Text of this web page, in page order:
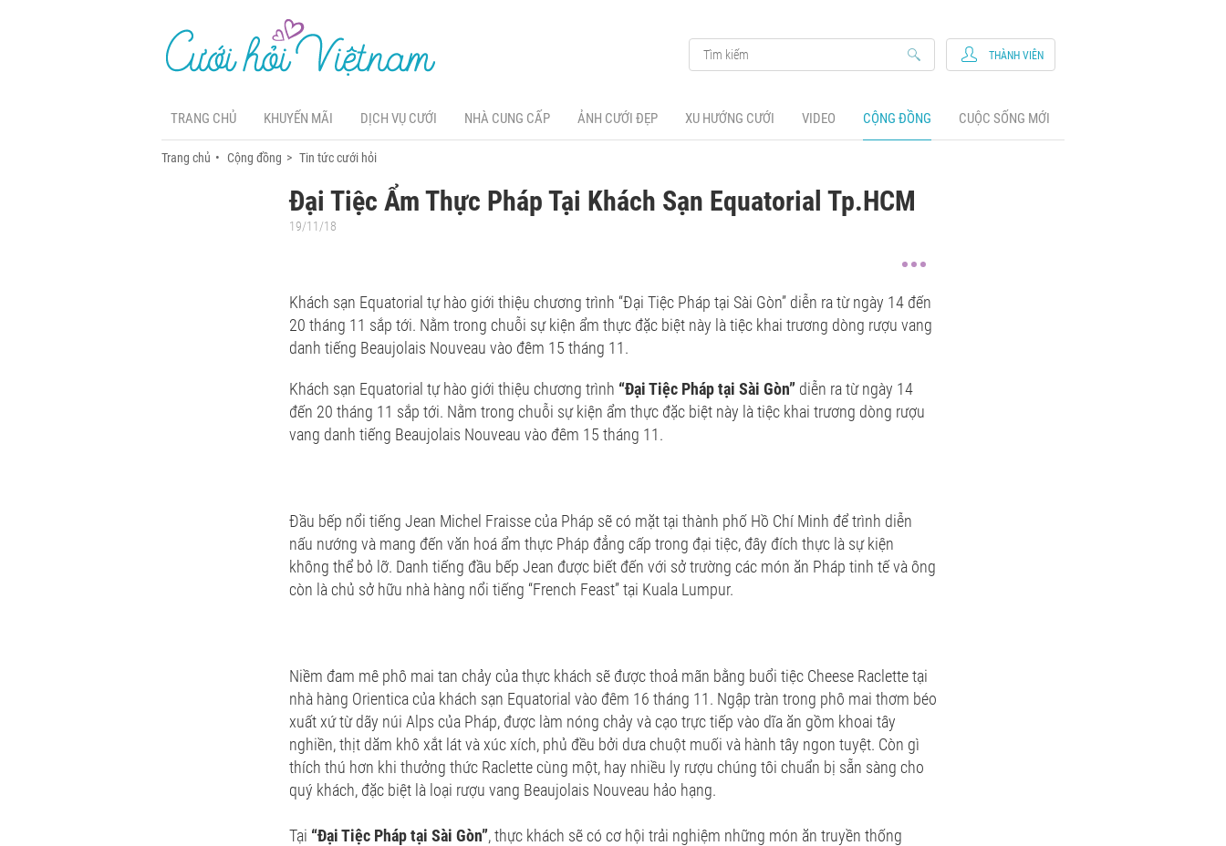
TRANG CHỦ KHUYẾN MÃI DỊCH VỤ CƯỚI NHÀ CUNG CẤP ẢNH CƯỚI ĐẸP XU HƯỚNG CƯỚI VIDEO CỘNG ĐỒNG CUỘC SỐNG MỚI
THÀNH VIÊN
Trang chủ Cộng đồng Tin tức cưới hỏi
Đại Tiệc Ẩm Thực Pháp Tại Khách Sạn Equatorial Tp.HCM
19/11/18
Khách sạn Equatorial tự hào giới thiệu chương trình “Đại Tiệc Pháp tại Sài Gòn” diễn ra từ ngày 14 đến
20 tháng 11 sắp tới. Nằm trong chuỗi sự kiện ẩm thực đặc biệt này là tiệc khai trương dòng rượu vang
danh tiếng Beaujolais Nouveau vào đêm 15 tháng 11.
Khách sạn Equatorial tự hào giới thiệu chương trình “Đại Tiệc Pháp tại Sài Gòn” diễn ra từ ngày 14
đến 20 tháng 11 sắp tới. Nằm trong chuỗi sự kiện ẩm thực đặc biệt này là tiệc khai trương dòng rượu
vang danh tiếng Beaujolais Nouveau vào đêm 15 tháng 11.
Đầu bếp nổi tiếng Jean Michel Fraisse của Pháp sẽ có mặt tại thành phố Hồ Chí Minh để trình diễn
nấu nướng và mang đến văn hoá ẩm thực Pháp đẳng cấp trong đại tiệc, đây đích thực là sự kiện
không thể bỏ lỡ. Danh tiếng đầu bếp Jean được biết đến với sở trường các món ăn Pháp tinh tế và ông
còn là chủ sở hữu nhà hàng nổi tiếng “French Feast” tại Kuala Lumpur.
Niềm đam mê phô mai tan chảy của thực khách sẽ được thoả mãn bằng buổi tiệc Cheese Raclette tại
nhà hàng Orientica của khách sạn Equatorial vào đêm 16 tháng 11. Ngập tràn trong phô mai thơm béo
xuất xứ từ dãy núi Alps của Pháp, được làm nóng chảy và cạo trực tiếp vào dĩa ăn gồm khoai tây
nghiền, thịt dăm khô xắt lát và xúc xích, phủ đều bởi dưa chuột muối và hành tây ngon tuyệt. Còn gì
thích thú hơn khi thưởng thức Raclette cùng một, hay nhiều ly rượu chúng tôi chuẩn bị sẵn sàng cho
quý khách, đặc biệt là loại rượu vang Beaujolais Nouveau hảo hạng.
Tại “Đại Tiệc Pháp tại Sài Gòn”, thực khách sẽ có cơ hội trải nghiệm những món ăn truyền thống